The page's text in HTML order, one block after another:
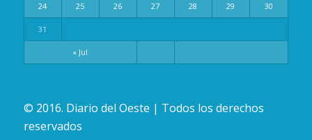
« Jul
24 25 26 27 28 29 30
31
© 2016. Diario del Oeste | Todos los derechos
reservados